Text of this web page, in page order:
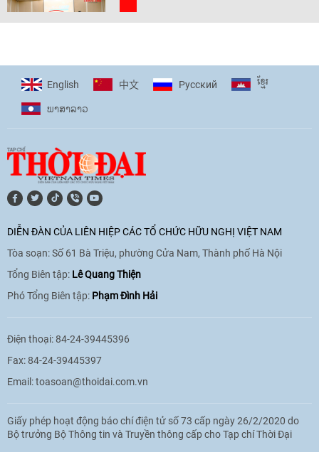
[Video] Trẻ em Đông Á cùng kiến tạo
11:10|17/06/2026
hòa bình, hữu nghị giữa các dân tộc"
cho Đại sứ Hungary tại Việt Nam
17:25| 13/06/2026
sinh Việt Nam tại trại hè Artek
14:41 12/06/2026
English 中文 Pусский ខ្មែរ
ພາ​ສາ​ລາວ
DIỄN ĐÀN CỦA LIÊN HIỆP CÁC TỔ CHỨC HỮU NGHỊ VIỆT NAM
Tòa soạn: Số 61 Bà Triệu, phường Cửa Nam, Thành phố Hà Nội
Tổng Biên tập: Lê Quang Thiện
Phó Tổng Biên tập: Phạm Đình Hải
Điện thoại: 84-24-39445396
Fax: 84-24-39445397
Email:toasoan@thoidai.com.vn
Giấy phép hoạt động báo chí điện tử số 73 cấp ngày 26/2/2020 do
Bộ trưởng Bộ Thông tin và Truyền thông cấp cho Tạp chí Thời Đại